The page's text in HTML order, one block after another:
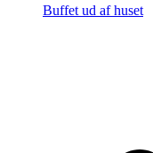
Buffet ud af huset